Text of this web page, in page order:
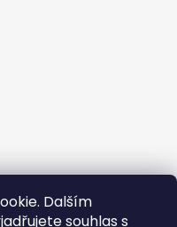
Dalším
souhlas s